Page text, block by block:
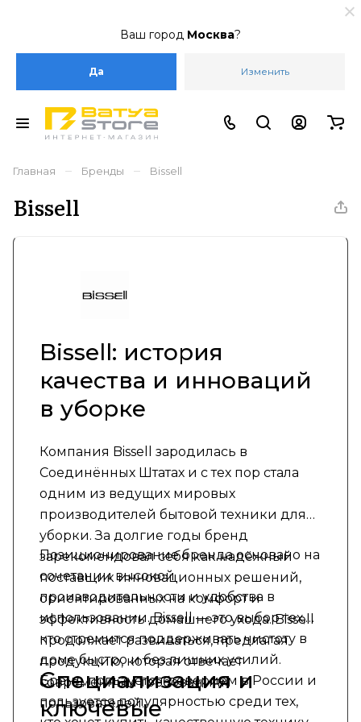
Ваш город Москва?
Да Изменить
Главная – Бренды – Bissell
Bissell
Bissell: история
качества и инноваций
в уборке
Компания Bissell зародилась в
Соединённых Штатах и с тех пор стала
одним из ведущих мировых
производителей бытовой техники для
уборки. За долгие годы бренд
зарекомендовал себя как надёжный
поставщик инновационных решений,
ориентированных на комфорт и
эффективность домашнего ухода. Bissell
продолжает развиваться, предлагая
продукцию, которая отвечает
современным требованиям
пользователей.
Позиционирование бренда основано на
сочетании высокой
производительности и удобства в
использовании. Bissell — это выбор тех,
кто стремится поддерживать чистоту в
доме быстро и без лишних усилий.
Бренд пользуется доверием в России и
пользуется популярностью среди тех,
Специализация и
ключевые